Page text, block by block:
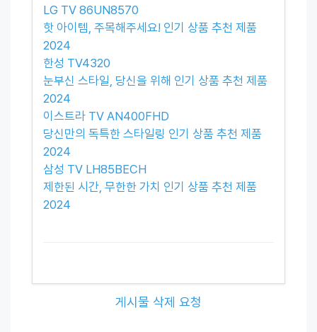
LG TV 86UN8570
핫 아이템, 주목해주세요! 인기 상품 추천 제품
2024
한성 TV4320
눈부신 스타일, 당신을 위해 인기 상품 추천 제품
2024
이스트라 TV AN400FHD
당신만의 독특한 스타일링 인기 상품 추천 제품
2024
삼성 TV LH85BECH
제한된 시간, 무한한 가치 인기 상품 추천 제품
2024
게시물 삭제 요청